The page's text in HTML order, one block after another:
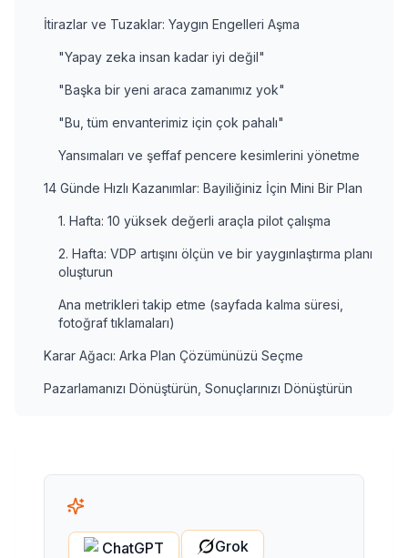
İtirazlar ve Tuzaklar: Yaygın Engelleri Aşma
"Yapay zeka insan kadar iyi değil"
"Başka bir yeni araca zamanımız yok"
"Bu, tüm envanterimiz için çok pahalı"
Yansımaları ve şeffaf pencere kesimlerini yönetme
14 Günde Hızlı Kazanımlar: Bayiliğiniz İçin Mini Bir Plan
1. Hafta: 10 yüksek değerli araçla pilot çalışma
2. Hafta: VDP artışını ölçün ve bir yaygınlaştırma planı
oluşturun
Ana metrikleri takip etme (sayfada kalma süresi,
fotoğraf tıklamaları)
Karar Ağacı: Arka Plan Çözümünüzü Seçme
Pazarlamanızı Dönüştürün, Sonuçlarınızı Dönüştürün
ChatGPT
Grok